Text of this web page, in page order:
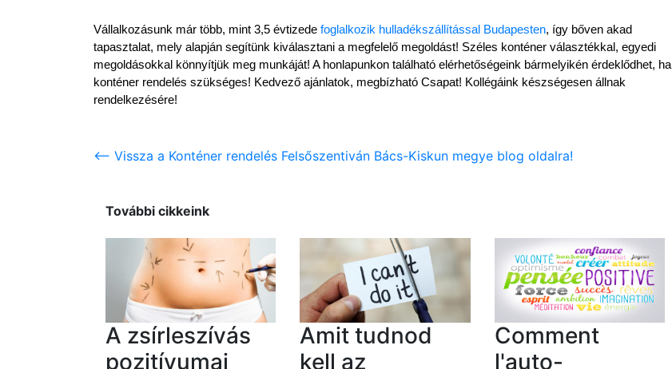
Vállalkozásunk már több, mint 3,5 évtizede foglalkozik hulladékszállítással Budapesten, így bőven akad
tapasztalat, mely alapján segítünk kiválasztani a megfelelő megoldást! Széles konténer választékkal, egyedi
megoldásokkal könnyítjük meg munkáját! A honlapunkon található elérhetőségeink bármelyikén érdeklődhet, ha
konténer rendelés szükséges! Kedvező ajánlatok, megbízható Csapat! Kollégáink készségesen állnak
rendelkezésére!
<-- Vissza a Konténer rendelés Felsőszentiván Bács-Kiskun megye blog oldalra!
További cikkeink
A zsírleszívás
pozitívumai
Amit tudnod
kell az
Comment
l'auto-